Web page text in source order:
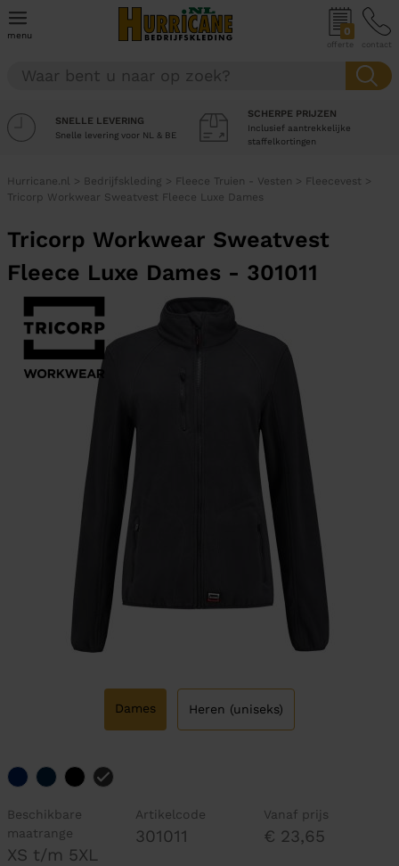
menu 0
offerte contact
SNELLE LEVERING
Snelle levering voor NL & BE
SCHERPE PRIJZEN
Inclusief aantrekkelijke
staffelkortingen
Hurricane.nl > Bedrijfskleding > Fleece Truien - Vesten > Fleecevest >
Tricorp Workwear Sweatvest Fleece Luxe Dames
Tricorp Workwear Sweatvest
Fleece Luxe Dames - 301011
Dames Heren (uniseks)
Beschikbare
maatrange
XS t/m 5XL
Artikelcode
301011
Vanaf prijs
€ 23,65